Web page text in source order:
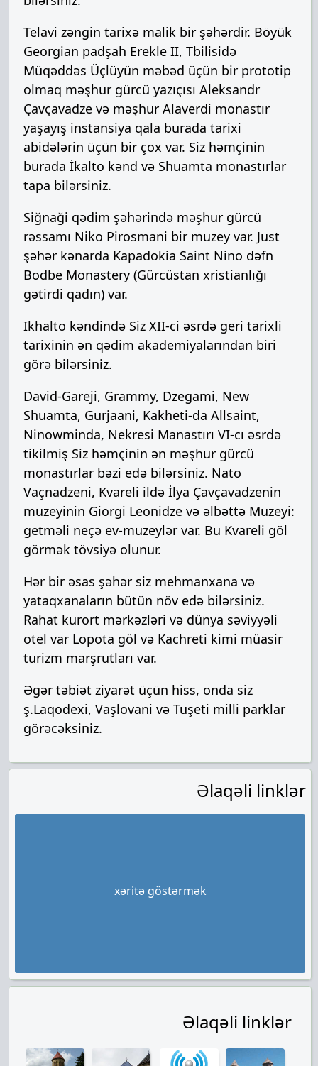
Telavi zəngin tarixə malik bir şəhərdir. Böyük
Georgian padşah Erekle II, Tbilisidə
Müqəddəs Üçlüyün məbəd üçün bir prototip
olmaq məşhur gürcü yazıçısı Aleksandr
Çavçavadze və məşhur Alaverdi monastır
yaşayış instansiya qala burada tarixi
abidələrin üçün bir çox var. Siz həmçinin
burada İkalto kənd və Shuamta monastırlar
tapa bilərsiniz.
Siğnaği qədim şəhərində məşhur gürcü
rəssamı Niko Pirosmani bir muzey var. Just
şəhər kənarda Kapadokia Saint Nino dəfn
Bodbe Monastery (Gürcüstan xristianlığı
gətirdi qadın) var.
Ikhalto kəndində Siz XII-ci əsrdə geri tarixli
tarixinin ən qədim akademiyalarından biri
görə bilərsiniz.
David-Gareji, Grammy, Dzegami, New
Shuamta, Gurjaani, Kakheti-da Allsaint,
Ninowminda, Nekresi Manastırı VI-cı əsrdə
tikilmiş Siz həmçinin ən məşhur gürcü
monastırlar bəzi edə bilərsiniz. Nato
Vaçnadzeni, Kvareli ildə İlya Çavçavadzenin
muzeyinin Giorgi Leonidze və əlbəttə Muzeyi:
getməli neçə ev-muzeylər var. Bu Kvareli göl
görmək tövsiyə olunur.
Hər bir əsas şəhər siz mehmanxana və
yataqxanaların bütün növ edə bilərsiniz.
Rahat kurort mərkəzləri və dünya səviyyəli
otel var Lopota göl və Kachreti kimi müasir
turizm marşrutları var.
Əgər təbiət ziyarət üçün hiss, onda siz
ş.Laqodexi, Vaşlovani və Tuşeti milli parklar
görəcəksiniz.
Əlaqəli linklər
xəritə göstərmək
Əlaqəli linklər